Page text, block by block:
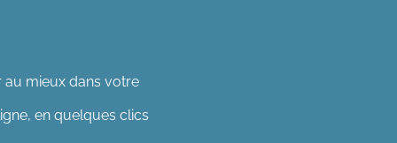
au mieux dans votre
en quelques clics